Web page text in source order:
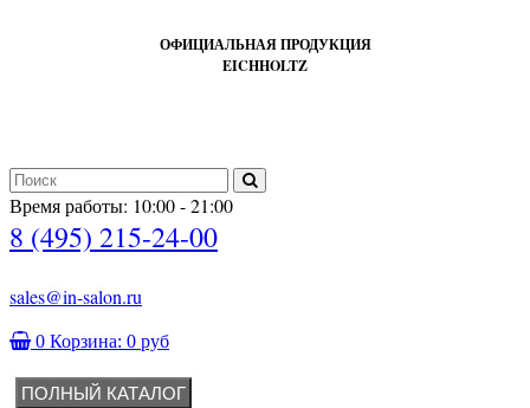
ОФИЦИАЛЬНАЯ ПРОДУКЦИЯ
EICHHOLTZ
Время работы: 10:00 - 21:00
8 (495) 215-24-00
sales@in-salon.ru
0 Корзина: 0 руб
ПОЛНЫЙ КАТАЛОГ